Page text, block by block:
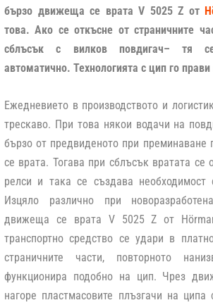
бързо движеща се врата V 5025 Z от
това. Ако се откъсне от страничните
сблъсък с вилков повдигач– тя
автоматично. Технологията с цип го
Ежедневието в производството и
трескаво. При това някои водачи на
бързо от предвиденото при
се врата. Тогава при сблъсък вратата се
релси и така се създава необходимост
Изцяло различно при
движеща се врата V 5025 Z от
транспортно средство се удари в
страничните части, повторното
функционира подобно на цип. Чрез
нагоре пластмасовите плъзгачи на